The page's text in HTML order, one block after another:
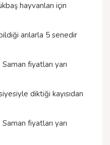
hayvanları için
arılarla 5 senedir
fiyatları yarı
diktiği kayısıdan
fiyatları yarı